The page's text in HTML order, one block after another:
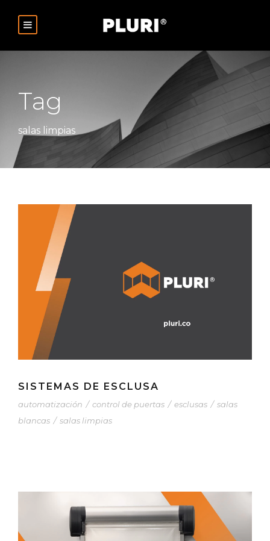
Tag
salas limpias
SISTEMAS DE ESCLUSA
automatización / control de puertas / esclusas / salas
blancas / salas limpias